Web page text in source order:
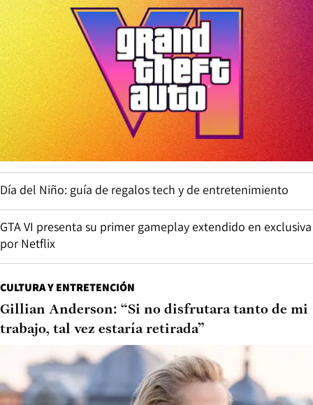
Día del Niño: guía de regalos tech y de entretenimiento
GTA VI presenta su primer gameplay extendido en exclusiva
por Netflix
CULTURA Y ENTRETENCIÓN
Gillian Anderson: “Si no disfrutara tanto de mi
trabajo, tal vez estaría retirada”